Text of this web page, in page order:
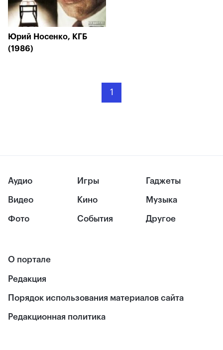
Юрий Носенко, КГБ
(1986)
1
Аудио
Видео
Фото
Игры
Кино
События
Гаджеты
Музыка
Другое
О портале
Редакция
Порядок использования материалов сайта
Редакционная политика